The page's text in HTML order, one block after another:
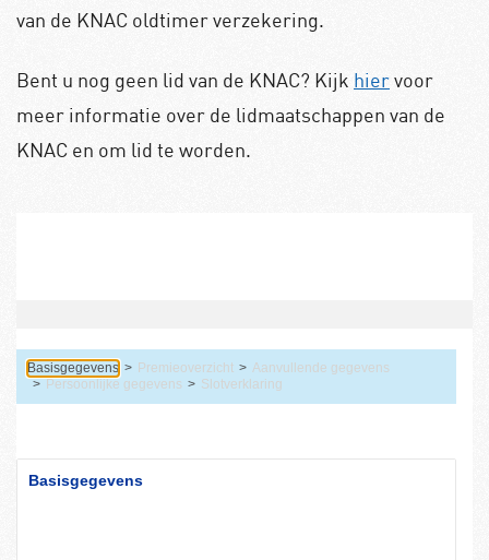
van de KNAC oldtimer verzekering.
Bent u nog geen lid van de KNAC? Kijk hiervoor
meer informatie over de lidmaatschappen van de
KNAC en om lid te worden.